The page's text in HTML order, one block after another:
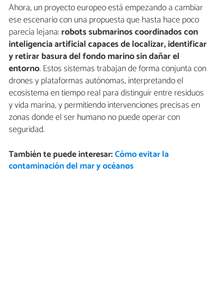
Ahora, un proyecto europeo está empezando a cambiar
ese escenario con una propuesta que hasta hace poco
parecía lejana:robots submarinos coordinados con
inteligencia artificial capaces de localizar, identificar
y retirar basura del fondo marino sin dañar el
entorno. Estos sistemas trabajan de forma conjunta con
drones y plataformas autónomas, interpretando el
ecosistema en tiempo real para distinguir entre residuos
y vida marina, y permitiendo intervenciones precisas en
zonas donde el ser humano no puede operar con
seguridad.
También te puede interesar:Cómo evitar la
contaminación del mar y océanos